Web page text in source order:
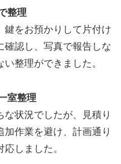
整理
鍵をお預かりして片付け
確認し、写真で報告しな
整理ができました。
室整理
状況でしたが、見積り
作業を避け、計画通り
しました。